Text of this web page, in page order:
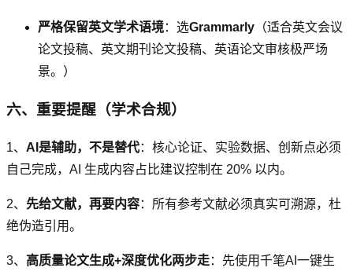
严格保留英文学术语境：选Grammarly （适合英文会议
论文投稿、英文期刊论文投稿、英语论文审核极严场
景。）
六、重要提醒（学术合规）
1、 AI是辅助，不是替代：核心论证、实验数据、创新点必须
自己完成，AI 生成内容占比建议控制在 20% 以内。
2、 先给文献，再要内容：所有参考文献必须真实可溯源，杜
绝伪造引用。
3、 高质量论文生成+深度优化两步走：先使用千笔AI一键生